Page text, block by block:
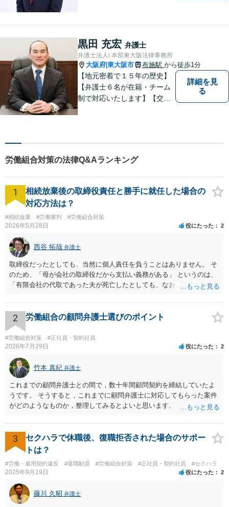
駅前店５階】お悩みは【弁護
士法人ｉ 東大阪法律事務所】
におまかせください！
黒田 充宏 弁護士
弁護士法人i 本部東大阪法律事務所
大阪府 東大阪市 布施駅 から徒歩1分
【地元密着で１５年の歴史】
【弁護士６名が在籍・チーム
制で対応いたします】【交通
駅前店５階】 お悩みは【弁護
士法人ｉ 東大阪法律事務
所 】におまかせください！
詳細を見
る
労働組合対策の法律Q&Aランキング
1
相続放棄後の取締役責任と勝手に就任した場合の
対応方法は？
#相続放棄 #労働審判 #労働組合対策
2026年5月28日 役にたった 2
西谷 拓哉 弁護士
取締役だったとしても、当然に個人責任を負うことはありません。 そ
のため、「母が会社の取締役だから支払い義務がある」 というのは、
「有限会社の代取であった夫が死亡したとしても、なお、母は有限会
わりにする必要がある」という趣旨なのではないかと思われます。 相
続放棄したとしても、取締役である母には残された有限会社の後始末
をどうするのかという問題が残ります。 一度、司法書士や弁護士等の
専門家に相談されることをオススメ致します。
2 労働組合の顧問弁護士選びのポイント
#労働組合対策 #正社員・契約社員
2026年7月29日 役にたった 2
竹本 真紀 弁護士
これまでの顧問弁護士との間で，数十年間顧問契約を締結していたよ
うです。 そうすると，これまでに顧問弁護士に対応してもらった案件
がどのようなものか，整理してみるとよいと思います。 これにより，
事務所を比較した上で，弁護士と面談をする際，そのような案件に対
応してもらえるのかが重要だと思います。 ただ，組合員の相談内容に
ついて，分野を絞っているのか，それともどのような分野でもよいと
いうことで法律相談を依頼しているかの観点も重要です。 組合員とす
れば，相談だけではなく，できれば受任まで考えている場合も多いと
思います。 そうすると，労働組合としての相談だけではなく，基本的
に全ての分野を対象にして考える必要もあるかもしれません。 そうで
ないと，相談内容によって，対応が変わってしまうこともあると思い
3
セクハラで休職後、復職拒否された場合のサポー
トは？
#労働・雇用契約違反 #退職勧奨 #労働組合対策 #正社員・契約社員 #セクハラ
2025年9月19日 役にたった 2
藤川 久昭 弁護士